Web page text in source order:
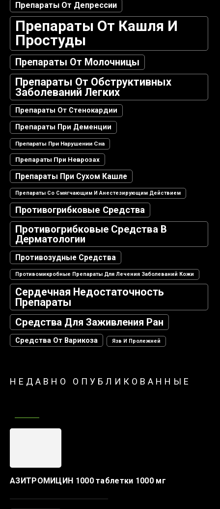
Препараты От Депрессии
Препараты От Кашля И
Простуды
Препараты От Молочницы
Препараты От Обструктивных
Заболеваний Легких
Препараты От Стенокардии
Препараты При Деменции
Препараты При Нарушении Сна
Препараты При Неврозах
Препараты При Сухом Кашле
Препараты Со Смягчающим И Анестезирующим Действием
Противогрибковые Средства
Противогрибковые Средства В
Дерматологии
Противозудные Средства
Противомикробные Препараты Для Лечения Заболеваний Кожи
Сердечная Недостаточность
Препараты
Средства Для Заживления Ран
Средства От Варикоза Язв И Пролежней
НЕДАВНО ОПУБЛИКОВАННЫЕ
АЗИТРОМИЦИН 1000 таблетки 1000 мг